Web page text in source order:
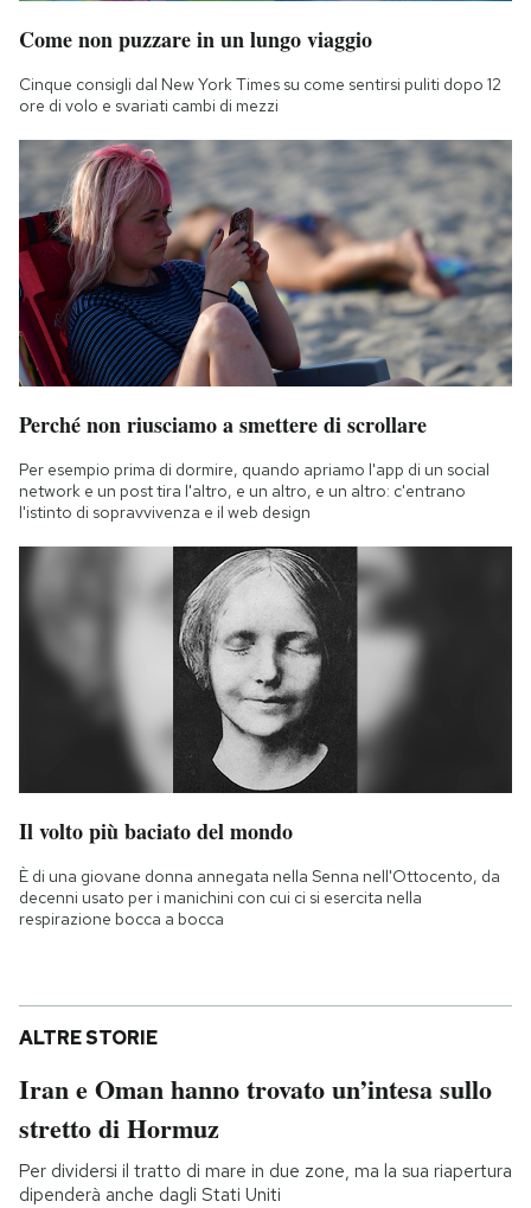
Come non puzzare in un lungo viaggio
Cinque consigli dal New York Times su come sentirsi puliti dopo 12
ore di volo e svariati cambi di mezzi
Perché non riusciamo a smettere di scrollare
Per esempio prima di dormire, quando apriamo l'app di un social
network e un post tira l'altro, e un altro, e un altro: c'entrano
l'istinto di sopravvivenza e il web design
Il volto più baciato del mondo
È di una giovane donna annegata nella Senna nell'Ottocento, da
decenni usato per i manichini con cui ci si esercita nella
respirazione bocca a bocca
ALTRE STORIE
Iran e Oman hanno trovato un’intesa sullo
stretto di Hormuz
Per dividersi il tratto di mare in due zone, ma la sua riapertura
dipenderà anche dagli Stati Uniti